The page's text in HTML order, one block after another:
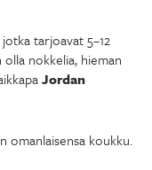
tarjoavat 5–12
nokkelia, hieman
Jordan
omanlaisensa koukku.